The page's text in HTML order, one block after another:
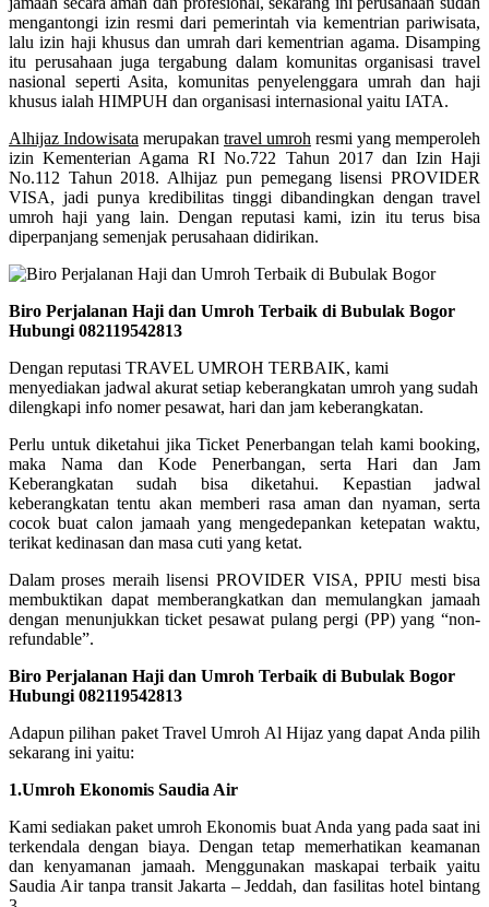
mengantongi izin resmi dari pemerintah via kementrian pariwisata,
lalu izin haji khusus dan umrah dari kementrian agama. Disamping
itu perusahaan juga tergabung dalam komunitas organisasi travel
nasional seperti Asita, komunitas penyelenggara umrah dan haji
khusus ialah HIMPUH dan organisasi internasional yaitu IATA.
Alhijaz Indowisata merupakan travel umroh resmi yang memperoleh
izin Kementerian Agama RI No.722 Tahun 2017 dan Izin Haji
No.112 Tahun 2018. Alhijaz pun pemegang lisensi PROVIDER
VISA, jadi punya kredibilitas tinggi dibandingkan dengan travel
umroh haji yang lain. Dengan reputasi kami, izin itu terus bisa
diperpanjang semenjak perusahaan didirikan.
Biro Perjalanan Haji dan Umroh Terbaik di Bubulak Bogor
Hubungi 082119542813
Dengan reputasi TRAVEL UMROH TERBAIK, kami
menyediakan jadwal akurat setiap keberangkatan umroh yang sudah
dilengkapi info nomer pesawat, hari dan jam keberangkatan.
Perlu untuk diketahui jika Ticket Penerbangan telah kami booking,
maka Nama dan Kode Penerbangan, serta Hari dan Jam
Keberangkatan sudah bisa diketahui. Kepastian jadwal
keberangkatan tentu akan memberi rasa aman dan nyaman, serta
cocok buat calon jamaah yang mengedepankan ketepatan waktu,
terikat kedinasan dan masa cuti yang ketat.
Dalam proses meraih lisensi PROVIDER VISA, PPIU mesti bisa
membuktikan dapat memberangkatkan dan memulangkan jamaah
dengan menunjukkan ticket pesawat pulang pergi (PP) yang “non-
refundable”.
Biro Perjalanan Haji dan Umroh Terbaik di Bubulak Bogor
Hubungi 082119542813
Adapun pilihan paket Travel Umroh Al Hijaz yang dapat Anda pilih
sekarang ini yaitu:
1.Umroh Ekonomis Saudia Air
Kami sediakan paket umroh Ekonomis buat Anda yang pada saat ini
terkendala dengan biaya. Dengan tetap memerhatikan keamanan
dan kenyamanan jamaah. Menggunakan maskapai terbaik yaitu
Saudia Air tanpa transit Jakarta – Jeddah, dan fasilitas hotel bintang